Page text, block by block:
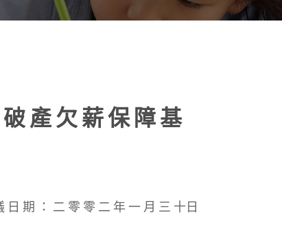
產 欠 薪 保 障 基
日 期 ： 二 零 零 二 年 一 月 三 十日